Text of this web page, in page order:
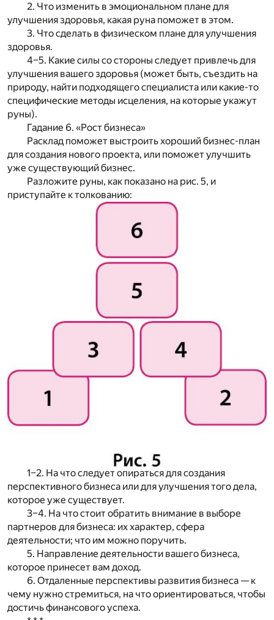
2. Что изменить в эмоциональном плане для
улучшения здоровья, какая руна поможет в этом.
3. Что сделать в физическом плане для улучшения
здоровья.
4–5. Какие силы со стороны следует привлечь для
улучшения вашего здоровья (может быть, съездить на
природу, найти подходящего специалиста или какие-то
специфические методы исцеления, на которые укажут
руны).
Гадание 6. «Рост бизнеса»
Расклад поможет выстроить хороший бизнес-план
для создания нового проекта, или поможет улучшить
уже существующий бизнес.
Разложите руны, как показано на рис. 5, и
приступайте к толкованию:
1–2. На что следует опираться для создания
перспективного бизнеса или для улучшения того дела,
которое уже существует.
3–4. На что стоит обратить внимание в выборе
партнеров для бизнеса: их характер, сфера
деятельности; что им можно поручить.
5. Направление деятельности вашего бизнеса,
которое принесет вам доход.
6. Отдаленные перспективы развития бизнеса — к
чему нужно стремиться, на что ориентироваться, чтобы
достичь финансового успеха.